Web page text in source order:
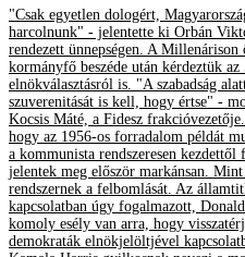
"Csak egyetlen dologért,
harcolnunk" - jelentette ki Orbán
rendezett ünnepségen. A
kormányfő beszéde után kérdeztük
elnökválasztásról is. "A szabadság
szuverenitását is kell, hogy értse" -
Kocsis Máté, a Fidesz
hogy az 1956-os forradalom példát
a kommunista rendszeresen
jelentek meg először markánsan.
rendszernek a felbomlását. Az
kapcsolatban úgy fogalmazott,
komoly esély van arra, hogy
demokraták elnökjelöltjével